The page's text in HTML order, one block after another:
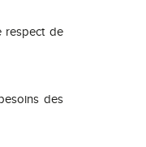
respect de
des